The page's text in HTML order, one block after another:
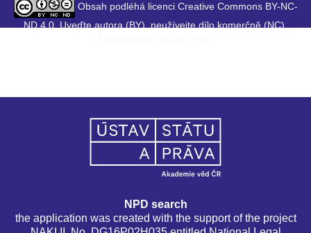
Obsah podléhá licenci Creative Commons BY-NC-
ND 4.0. Uveďte autora (BY), neužívejte dílo komerčně (NC),
NPD search
the application was created with the support of the project